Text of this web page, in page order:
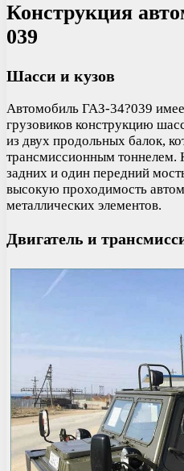
Конструкция
039
Шасси и кузов
Автомобиль ГАЗ-34?039
грузовиков конструкцию
из двух продольных балок,
трансмиссионным тоннелем.
задних и один передний
высокую проходимость
металлических элементов.
Двигатель и